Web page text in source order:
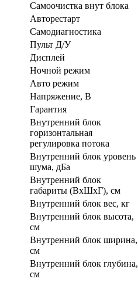
Самоочистка внут блока
Авторестарт
Самодиагностика
Пульт Д/У
Дисплей
Ночной режим
Авто режим
Напряжение, В
Гарантия
Внутренний блок
горизонтальная
регулировка потока
Внутренний блок уровень
шума, дБа
Внутренний блок
габариты (ВхШхГ), см
Внутренний блок вес, кг
Внутренний блок высота,
см
Внутренний блок ширина,
см
Внутренний блок глубина,
см